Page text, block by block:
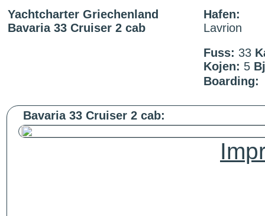
Yachtcharter Griechenland
Bavaria 33 Cruiser 2 cab
Hafen:
Lavrion
Fuss: 33
Kojen: 5
Boarding:
Bavaria 33 Cruiser 2 cab: